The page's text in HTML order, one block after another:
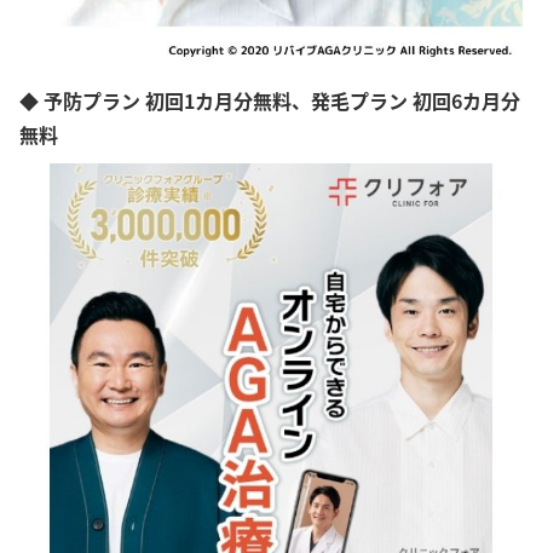
◆ 予防プラン 初回1カ月分無料、発毛プラン 初回6カ月分
無料